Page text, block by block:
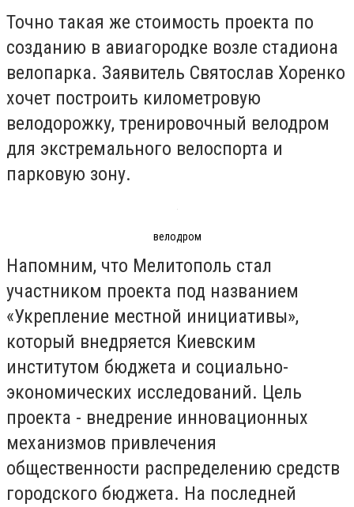
Точно такая же стоимость проекта по
созданию в авиагородке возле стадиона
велопарка. Заявитель Святослав Хоренко
хочет построить километровую
велодорожку, тренировочный велодром
для экстремального велоспорта и
парковую зону.
велодром
Напомним, что Мелитополь стал
участником проекта под названием
«Укрепление местной инициативы»,
который внедряется Киевским
институтом бюджета и социально-
экономических исследований. Цель
проекта - внедрение инновационных
механизмов привлечения
общественности распределению средств
городского бюджета. На последней